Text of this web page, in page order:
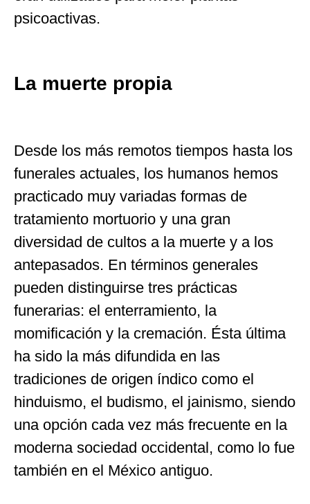
psicoactivas.
La muerte propia
Desde los más remotos tiempos hasta los
funerales actuales, los humanos hemos
practicado muy variadas formas de
tratamiento mortuorio y una gran
diversidad de cultos a la muerte y a los
antepasados. En términos generales
pueden distinguirse tres prácticas
funerarias: el enterramiento, la
momificación y la cremación. Ésta última
ha sido la más difundida en las
tradiciones de origen índico como el
hinduismo, el budismo, el jainismo, siendo
una opción cada vez más frecuente en la
moderna sociedad occidental, como lo fue
también en el México antiguo.